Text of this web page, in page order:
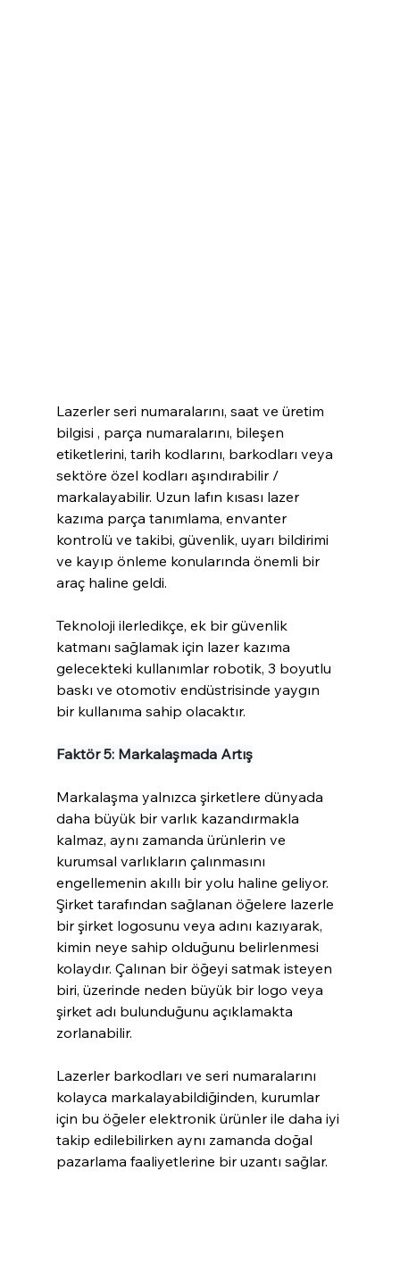
Lazerler seri numaralarını, saat ve üretim
bilgisi , parça numaralarını, bileşen
etiketlerini, tarih kodlarını, barkodları veya
sektöre özel kodları aşındırabilir /
markalayabilir. Uzun lafın kısası lazer
kazıma parça tanımlama, envanter
kontrolü ve takibi, güvenlik, uyarı bildirimi
ve kayıp önleme konularında önemli bir
araç haline geldi.
Teknoloji ilerledikçe, ek bir güvenlik
katmanı sağlamak için lazer kazıma
gelecekteki kullanımlar robotik, 3 boyutlu
baskı ve otomotiv endüstrisinde yaygın
bir kullanıma sahip olacaktır.
Faktör 5: Markalaşmada Artış
Markalaşma yalnızca şirketlere dünyada
daha büyük bir varlık kazandırmakla
kalmaz, aynı zamanda ürünlerin ve
kurumsal varlıkların çalınmasını
engellemenin akıllı bir yolu haline geliyor.
Şirket tarafından sağlanan öğelere lazerle
bir şirket logosunu veya adını kazıyarak,
kimin neye sahip olduğunu belirlenmesi
kolaydır. Çalınan bir öğeyi satmak isteyen
biri, üzerinde neden büyük bir logo veya
şirket adı bulunduğunu açıklamakta
zorlanabilir.
Lazerler barkodları ve seri numaralarını
kolayca markalayabildiğinden, kurumlar
için bu öğeler elektronik ürünler ile daha iyi
takip edilebilirken aynı zamanda doğal
pazarlama faaliyetlerine bir uzantı sağlar.